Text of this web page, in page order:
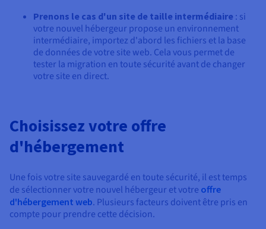
Prenons le cas d'un site de taille intermédiaire : si
votre nouvel hébergeur propose un environnement
intermédiaire, importez d'abord les fichiers et la base
de données de votre site web. Cela vous permet de
tester la migration en toute sécurité avant de changer
votre site en direct.
Choisissez votre offre
d'hébergement
Une fois votre site sauvegardé en toute sécurité, il est temps
de sélectionner votre nouvel hébergeur et votre offre
d'hébergement web. Plusieurs facteurs doivent être pris en
compte pour prendre cette décision.